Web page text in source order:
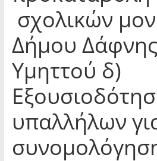
σχολικών
Δήμου Δάφνης
Υμηττού δ)
υπαλλήλων